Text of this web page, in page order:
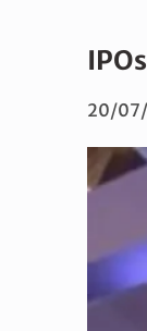
20/